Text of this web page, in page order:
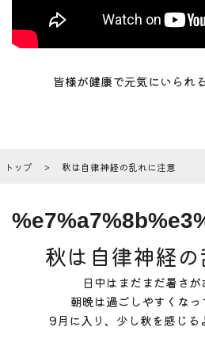
皆様が健康で元気にいられ
トップ 秋は自律神経の乱れに注意
秋は自律神経
日中はまだまだ暑さが
朝晩は過ごしやすくなっ
9月に入り、少し秋を感じる